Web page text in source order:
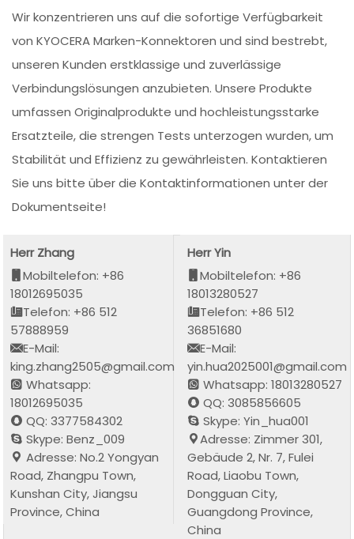
Wir konzentrieren uns auf die sofortige Verfügbarkeit
von KYOCERA Marken-Konnektoren und sind bestrebt,
unseren Kunden erstklassige und zuverlässige
Verbindungslösungen anzubieten. Unsere Produkte
umfassen Originalprodukte und hochleistungsstarke
Ersatzteile, die strengen Tests unterzogen wurden, um
Stabilität und Effizienz zu gewährleisten. Kontaktieren
Sie uns bitte über die Kontaktinformationen unter der
Dokumentseite!
Herr Zhang
Mobiltelefon: +86
18012695035
Telefon: +86 512
57888959
E-Mail:
king.zhang2505@gmail.com
Whatsapp:
18012695035
QQ: 3377584302
Skype: Benz_009
Adresse: No.2 Yongyan
Road, Zhangpu Town,
Kunshan City, Jiangsu
Province, China
Herr Yin
Mobiltelefon: +86
18013280527
Telefon: +86 512
36851680
E-Mail:
yin.hua2025001@gmail.com
Whatsapp: 18013280527
QQ: 3085856605
Skype: Yin_hua001
Adresse: Zimmer 301,
Gebäude 2, Nr. 7, Fulei
Road, Liaobu Town,
Dongguan City,
Guangdong Province,
China